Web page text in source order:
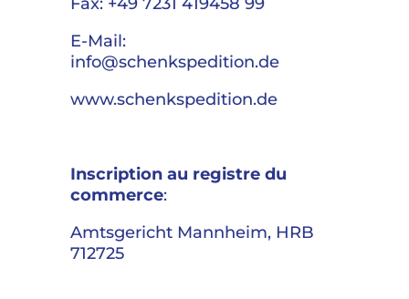
E-Mail:
info@schenkspedition.de
www.schenkspedition.de
Inscription au registre du
commerce:
Amtsgericht Mannheim, HRB
712725